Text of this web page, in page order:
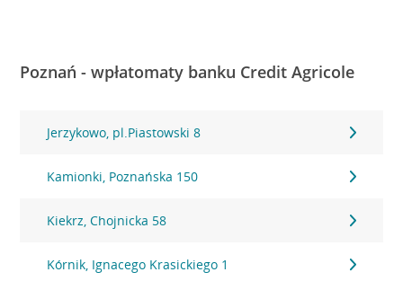
Poznań - wpłatomaty banku Credit Agricole
Jerzykowo, pl.Piastowski 8
Kamionki, Poznańska 150
Kiekrz, Chojnicka 58
Kórnik, Ignacego Krasickiego 1